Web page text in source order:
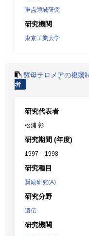
重点領域研究
研究機関
東京工業大学
酵母テロメアの複製
者
研究代表者
松浦 彰
研究期間 (年度)
1997 – 1998
研究種目
奨励研究(A)
研究分野
遺伝
研究機関